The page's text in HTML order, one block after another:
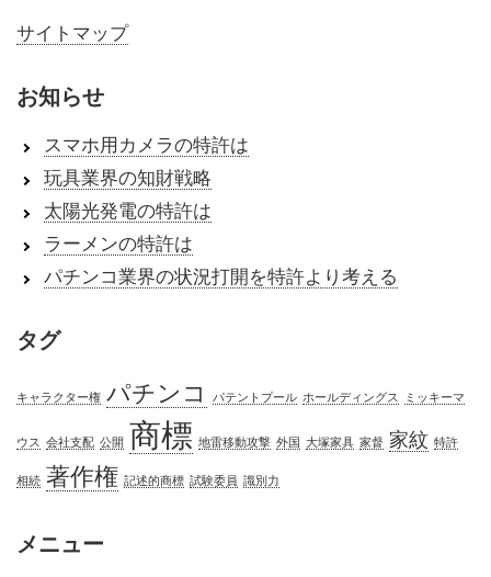
サイトマップ
お知らせ
スマホ用カメラの特許は
玩具業界の知財戦略
太陽光発電の特許は
ラーメンの特許は
パチンコ業界の状況打開を特許より考える
タグ
キャラクター権 パチンコ パテントプール ホールディングス ミッキーマ
ウス 会社支配 公開 商標 地雷移動攻撃 外国 大塚家具 家督 家紋 特許
相続 著作権 記述的商標 試験委員 識別力
メニュー